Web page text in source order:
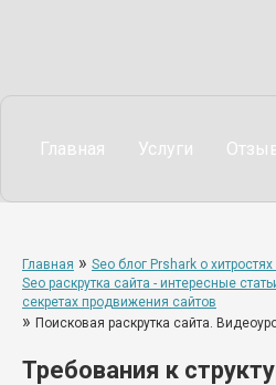
Главная Услуги
Главная » Seo блог Prshark о
Seo раскрутка сайта - интересные
секретах продвижения сайтов
» Поисковая раскрутка сайта.
Требования к